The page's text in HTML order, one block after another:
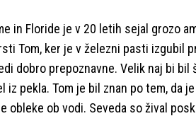
in Floride je v 20 letih sejal grozo
Tom, ker je v železni pasti izgubil
dobro prepoznavne. Velik naj bi
iz pekla. Tom je bil znan po tem, da
obleke ob vodi. Seveda so žival